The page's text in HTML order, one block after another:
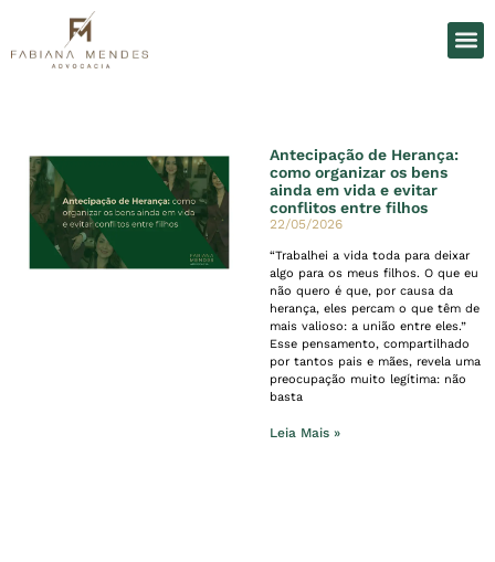
Antecipação de Herança:
como organizar os bens
ainda em vida e evitar
conflitos entre filhos
22/05/2026
“Trabalhei a vida toda para deixar
algo para os meus filhos. O que eu
não quero é que, por causa da
herança, eles percam o que têm de
mais valioso: a união entre eles.”
Esse pensamento, compartilhado
por tantos pais e mães, revela uma
preocupação muito legítima: não
basta
Leia Mais »